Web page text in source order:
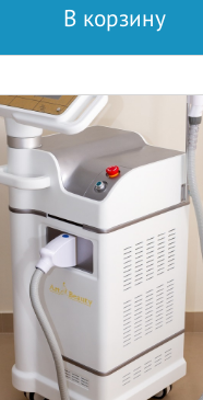
В корзину